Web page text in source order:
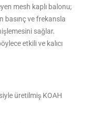
mesh kaplı balonu;
basınç ve frekansla
sağlar.
etkili ve kalıcı
üretilmiş KOAH